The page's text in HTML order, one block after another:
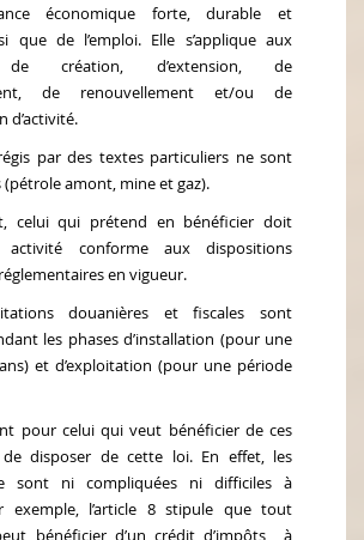
économique forte, durable et
que de l’emploi. Elle s’applique aux
de création, d’extension, de
de renouvellement et/ou de
d’activité.
par des textes particuliers ne sont
(pétrole amont, mine et gaz).
celui qui prétend en bénéficier doit
activité conforme aux dispositions
en vigueur.
douanières et fiscales sont
les phases d’installation (pour une
et d’exploitation (pour une période
pour celui qui veut bénéficier de ces
de disposer de cette loi. En effet, les
sont ni compliquées ni difficiles à
exemple, l’article 8 stipule que tout